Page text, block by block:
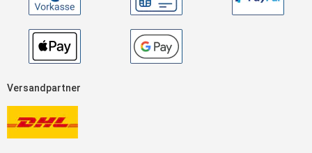
Versandpartner